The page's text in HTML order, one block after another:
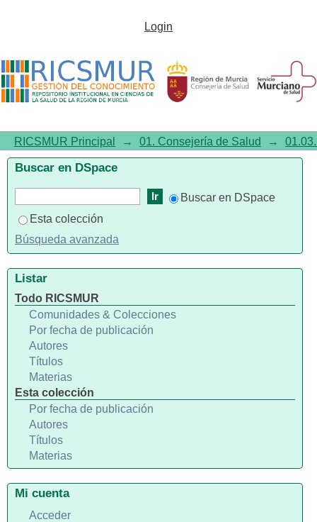
Bases para un plan de
psiquiátrica y atención a la
salud mental en la Región de
Murcia
Login
RICSMUR Principal → 01. Consejería de Salud →
Buscar en DSpace
Buscar en DSpace
Esta colección
Búsqueda avanzada
Listar
Todo RICSMUR
Comunidades & Colecciones
Por fecha de publicación
Autores
Títulos
Materias
Esta colección
Por fecha de publicación
Autores
Títulos
Materias
Mi cuenta
Acceder